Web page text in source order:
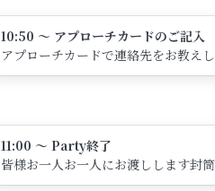
10:50 ～ アプローチカードのご記入
アプローチカードで連絡先をお教え
11:00 ～ Party終了
皆様お一人お一人にお渡しします封